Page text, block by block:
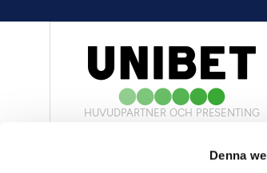
Denna
HUVUDPARTNER OCH PRESENTING